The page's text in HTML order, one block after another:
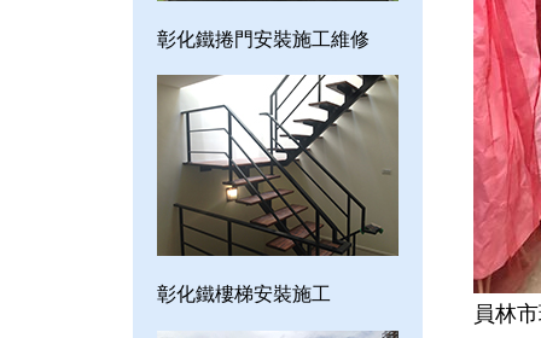
彰化鐵捲門安裝施工維修
彰化鐵樓梯安裝施工
員林